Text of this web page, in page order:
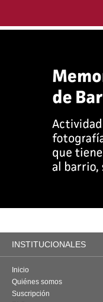
INSTITUCIONALES
Inicio
Quiénes somos
Suscripción